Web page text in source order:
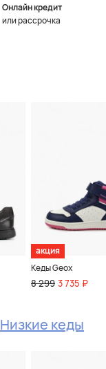
Онлайн кредит
или рассрочка
акция
Кеды Geox
8 299 3 735 ₽
Низкие кеды